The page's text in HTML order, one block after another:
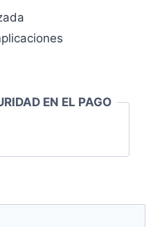
EN EL PAGO